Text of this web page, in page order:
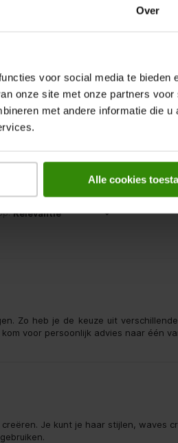
Over
voor social media te bieden
onze site met onze partners voor
met andere informatie die u
Alle cookies
Remington
Stijltangen
Vergelijk product
Zo heb je de keuze uit
voor persoonlijk advies naar één
Je kunt je haar stijlen, waves